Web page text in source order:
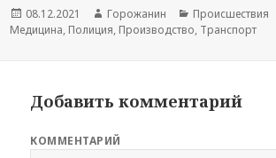
Опубликовано
08.12.2021 Автор
Горожанин Рубрики
Происшествия
Медицина, Полиция, Производство, Транспорт
Добавить комментарий
КОММЕНТАРИЙ